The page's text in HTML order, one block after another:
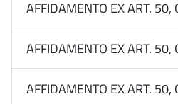
AFFIDAMENTO EX ART. 50,
AFFIDAMENTO EX ART. 50,
AFFIDAMENTO EX ART. 50,